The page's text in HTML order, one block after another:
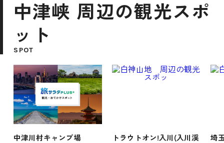
中津峡 周辺の観光スポ
ット
SPOT
中津川村キャンプ場
トラウトオン!入川(入川渓
埼